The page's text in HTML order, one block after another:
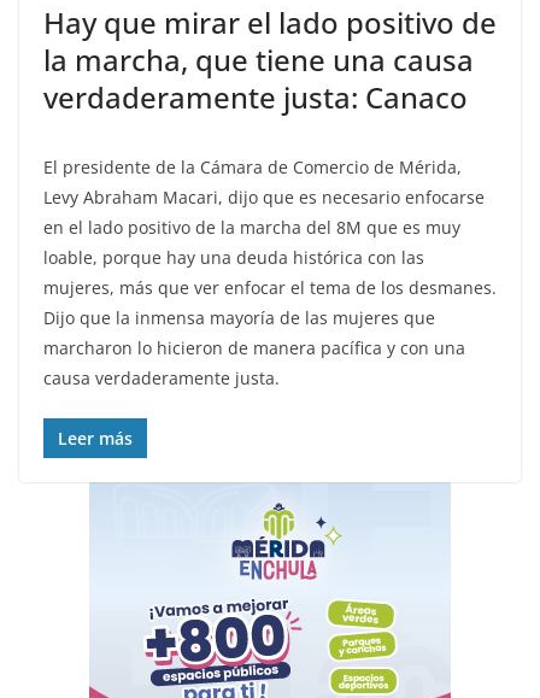
Hay que mirar el lado positivo de
la marcha, que tiene una causa
verdaderamente justa: Canaco
El presidente de la Cámara de Comercio de Mérida,
Levy Abraham Macari, dijo que es necesario enfocarse
en el lado positivo de la marcha del 8M que es muy
loable, porque hay una deuda histórica con las
mujeres, más que ver enfocar el tema de los desmanes.
Dijo que la inmensa mayoría de las mujeres que
marcharon lo hicieron de manera pacífica y con una
causa verdaderamente justa.
Leer más